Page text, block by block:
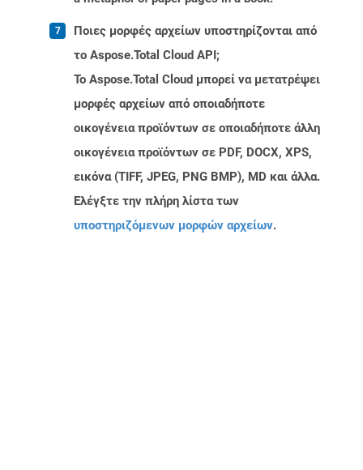
Ποιες μορφές αρχείων υποστηρίζονται από
το Aspose.Total Cloud API;
Το Aspose.Total Cloud μπορεί να μετατρέψει
μορφές αρχείων από οποιαδήποτε
οικογένεια προϊόντων σε οποιαδήποτε άλλη
οικογένεια προϊόντων σε PDF, DOCX, XPS,
εικόνα (TIFF, JPEG, PNG BMP), MD και άλλα.
Ελέγξτε την πλήρη λίστα των
υποστηριζόμενων μορφών αρχείων.